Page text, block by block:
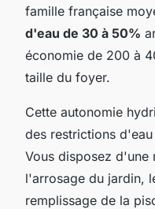
famille française
d'eau de 30 à 50%
économie de 200 à
taille du foyer.
Cette autonomie
des restrictions
Vous disposez d'une
l'arrosage du jardin,
remplissage de la